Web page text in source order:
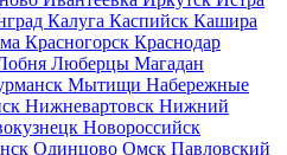
Калуга Каспийск Кашира
Красногорск Краснодар
Люберцы Магадан
Мытищи Набережные
Нижневартовск Нижний
Новороссийск
Одинцово Омск Павловский